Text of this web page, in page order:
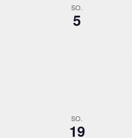
SO.
5
SO.
19